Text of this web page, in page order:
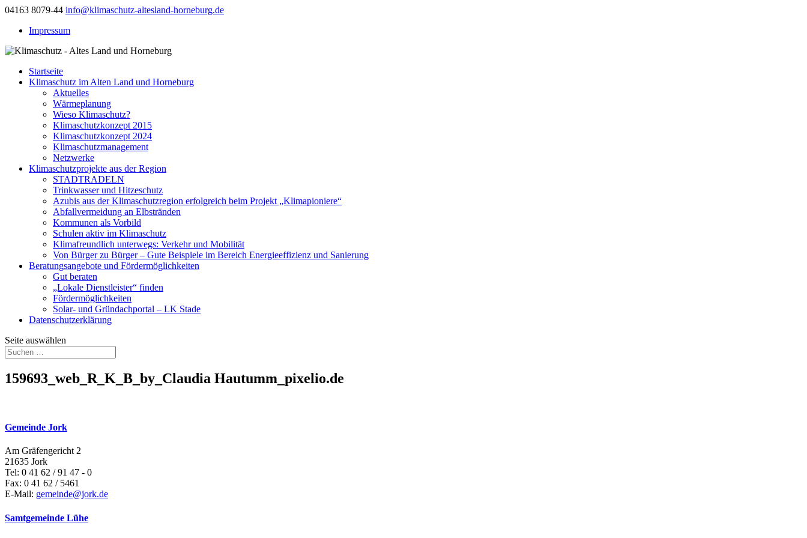
04163 8079-44 info@klimaschutz-altesland-horneburg.de
Impressum
Startseite
Klimaschutz im Alten Land und Horneburg
Aktuelles
Wärmeplanung
Wieso Klimaschutz?
Klimaschutzkonzept 2015
Klimaschutzkonzept 2024
Klimaschutzmanagement
Netzwerke
Klimaschutzprojekte aus der Region
STADTRADELN
Trinkwasser und Hitzeschutz
Azubis aus der Klimaschutzregion erfolgreich beim Projekt „Klimapioniere“
Abfallvermeidung an Elbstränden
Kommunen als Vorbild
Schulen aktiv im Klimaschutz
Klimafreundlich unterwegs: Verkehr und Mobilität
Von Bürger zu Bürger – Gute Beispiele im Bereich Energieeffizienz und Sanierung
Beratungsangebote und Fördermöglichkeiten
Gut beraten
„Lokale Dienstleister“ finden
Fördermöglichkeiten
Solar- und Gründachportal – LK Stade
Datenschutzerklärung
Seite auswählen
159693_web_R_K_B_by_Claudia Hautumm_pixelio.de
Gemeinde Jork
Am Gräfengericht 2
21635 Jork
Tel: 0 41 62 / 91 47 - 0
Fax: 0 41 62 / 5461
E-Mail: gemeinde@jork.de
Samtgemeinde Lühe